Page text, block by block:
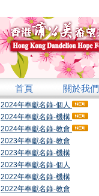
首頁 關於我們
2024年奉獻名錄-個人
2024年奉獻名錄-機構
2024年奉獻名錄-教會
2023年奉獻名錄-教會
2023年奉獻名錄-機構
2023年奉獻名錄-個人
2022年奉獻名錄-機構
2022年奉獻名錄-教會